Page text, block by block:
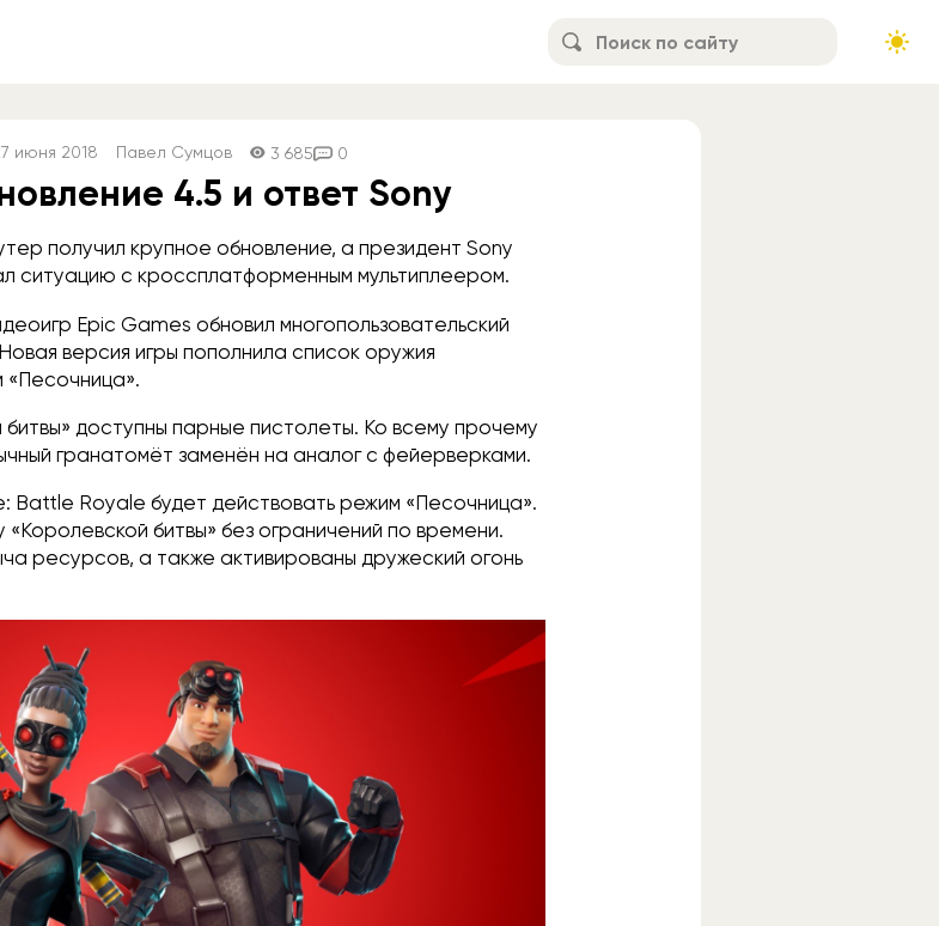
июня 2018 Павел Сумцов 3 685 0
4.5 и ответ Sony
получил крупное обновление, а президент Sony
ситуацию с кроссплатформенным мультиплеером.
Epic Games обновил многопользовательский
версия игры пополнила список оружия
доступны парные пистолеты. Ко всему прочему
гранатомёт заменён на аналог с фейерверками.
Battle Royale будет действовать режим «Песочница».
битвы» без ограничений по времени.
ресурсов, а также активированы дружеский огонь